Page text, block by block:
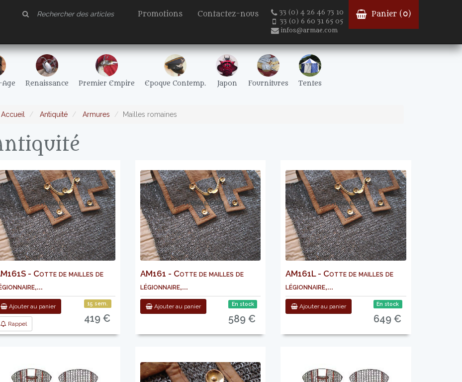
Promotions Contactez-nous
33 (0) 4 26 46 73 10
33 (0) 6 60 31 65 05
infos@armae.com
Panier ( 0)
Renaissance Premier Empire Epoque Contemp. Japon Fournitures Tentes
Accueil Antiquité Armures Mailles romaines
- Cotte de mailles de
Ajouter au panier
Rappel
15 sem.
419 €
AM161 - Cotte de mailles de
légionnaire,...
Ajouter au panier En stock
589 €
AM161L - Cotte de mailles de
légionnaire,...
Ajouter au panier En stock
649 €